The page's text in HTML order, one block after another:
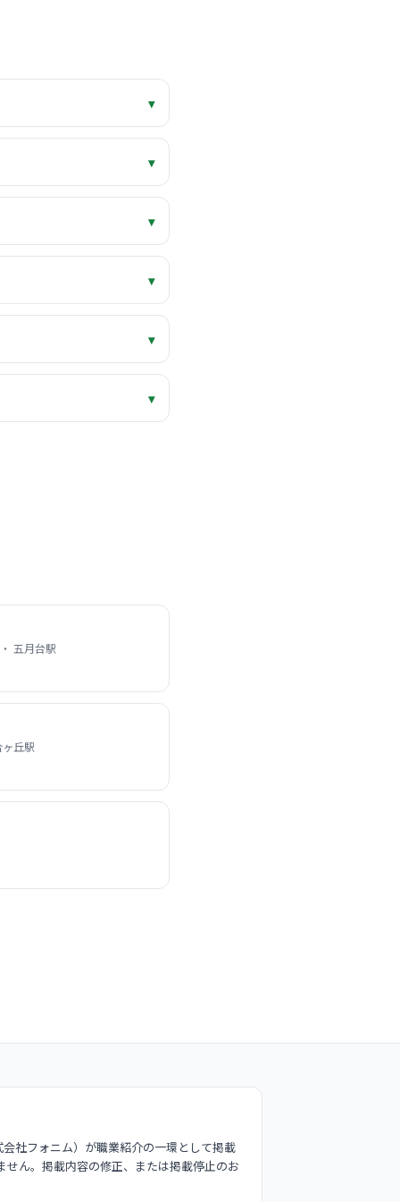
▾
▾
▾
▾
▾
▾
五月台駅
丘駅
社フォニム）が職業紹介の一環として掲載
ん。掲載内容の修正、または掲載停止のお